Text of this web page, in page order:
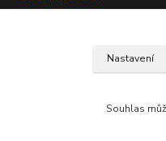
Nastavení
Souhlas